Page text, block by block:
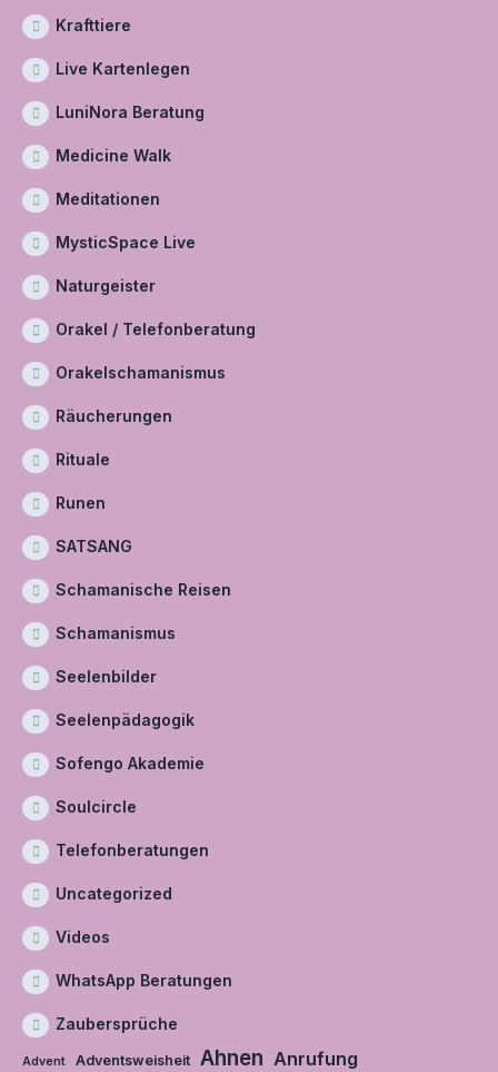
Krafttiere
Live Kartenlegen
LuniNora Beratung
Medicine Walk
Meditationen
MysticSpace Live
Naturgeister
Orakel / Telefonberatung
Orakelschamanismus
Räucherungen
Rituale
Runen
SATSANG
Schamanische Reisen
Schamanismus
Seelenbilder
Seelenpädagogik
Sofengo Akademie
Soulcircle
Telefonberatungen
Uncategorized
Videos
WhatsApp Beratungen
Zaubersprüche
Advent Adventsweisheit Ahnen Anrufung